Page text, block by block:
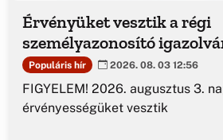
Érvényüket vesztik a régi
személyazonosító
Populáris hír 2026. 08. 03 12:56
FIGYELEM! 2026. augusztus 3.
érvényességüket vesztik